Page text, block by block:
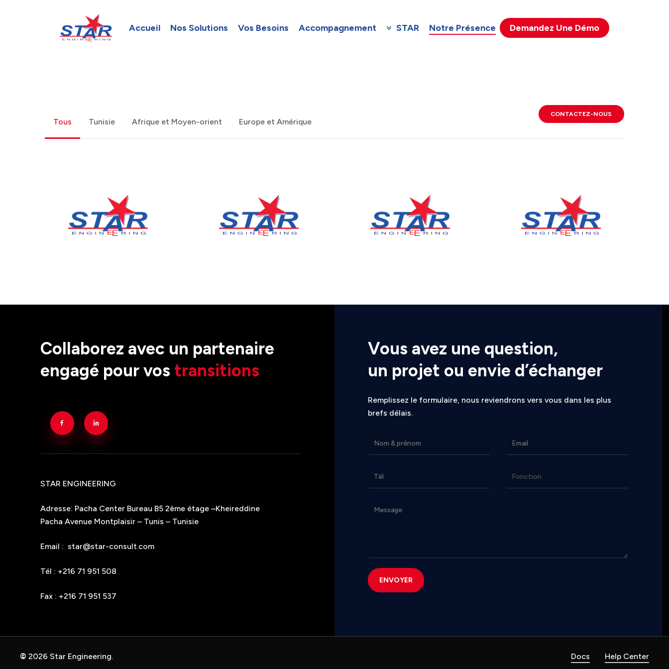
Accueil Nos Solutions Vos Besoins Accompagnement STAR Notre Présence Contact
Demandez Une Démo
Tous Tunisie Afrique et Moyen-orient Europe et Amérique
CONTACTEZ-NOUS
Collaborez avec un partenaire
engagé pour vos transitions
STAR ENGINEERING
Adresse: Pacha Center Bureau B5 2ème étage –Kheireddine
Pacha Avenue Montplaisir – Tunis – Tunisie
Email : star@star-consult.com
Tél : +216 71 951 508
Fax : +216 71 951 537
Vous avez une question,
un projet ou envie d’échanger
Remplissez le formulaire, nous reviendrons vers vous dans les plus
brefs délais.
©2026 Star Engineering. Docs Help Center